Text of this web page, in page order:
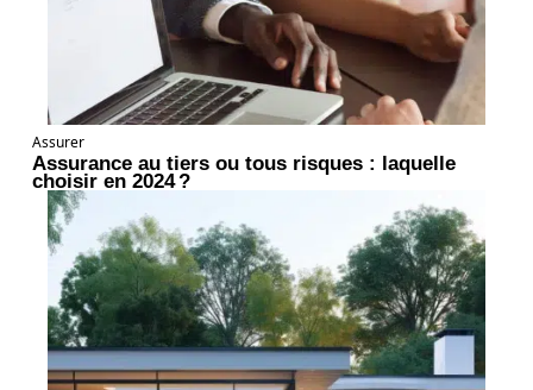
Assurer
Assurance au tiers ou tous risques : laquelle
choisir en 2024 ?